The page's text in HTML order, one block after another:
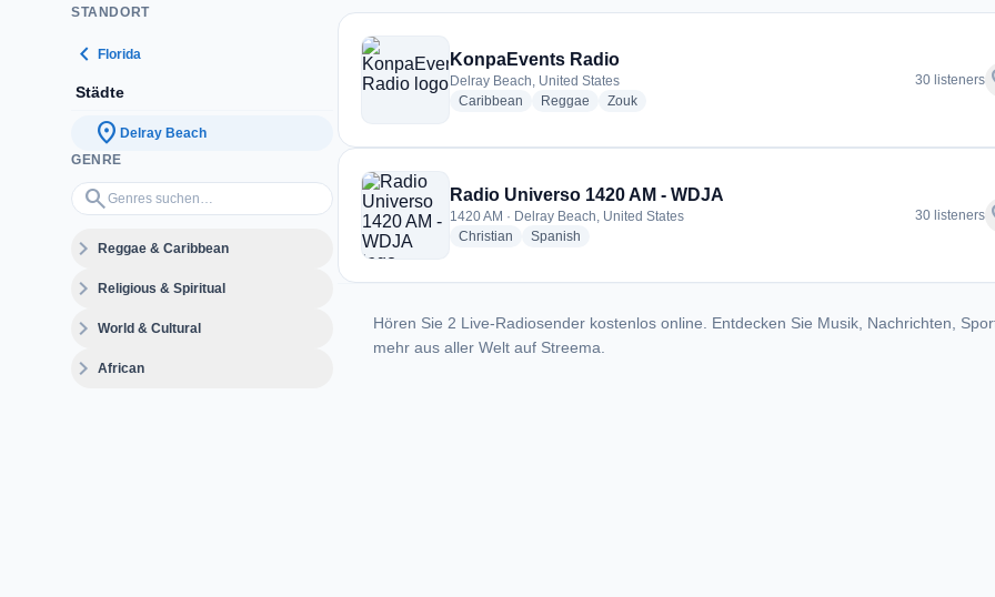
STANDORT
chevron_left Florida
Städte
location_on Delray Beach
GENRE
search
Genres suchen…
expand_moreReggae & Caribbean
expand_moreReligious & Spiritual
expand_moreWorld & Cultural
expand_moreAfrican
2 Radiosender aus Delray Beach
KonpaEvents Radio
Delray Beach, United States
Caribbean radio stations
Reggae radio stations
Zoukradio stations
30 listeners
Radio Universo 1420 AM - WDJA
1420 AM · Delray Beach, United States
Christian radio stations
Spanish
30 listeners
Hören Sie 2 Live-Radiosender kostenlos online. Entdecken Sie Musik, Nachrichten,
mehr aus aller Welt auf Streema.